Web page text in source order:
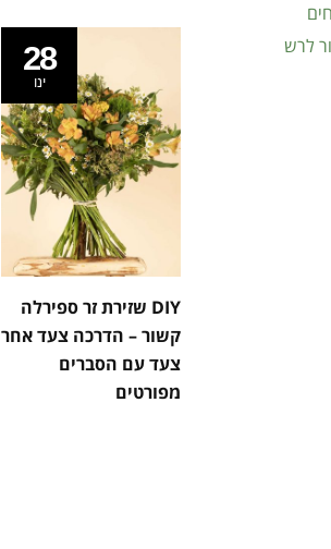
28
ינו
DIY שזירת זר ספירלה
קשור – הדרכה צעד אחר
צעד עם הסברים
מפורטים
לרש